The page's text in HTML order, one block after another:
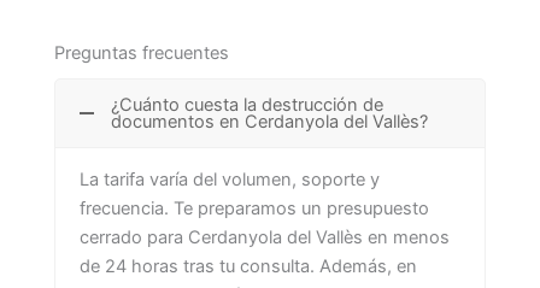
Preguntas frecuentes
¿Cuánto cuesta la destrucción de
documentos en Cerdanyola del Vallès?
La tarifa varía del volumen, soporte y
frecuencia. Te preparamos un presupuesto
cerrado para Cerdanyola del Vallès en menos
de 24 horas tras tu consulta. Además, en